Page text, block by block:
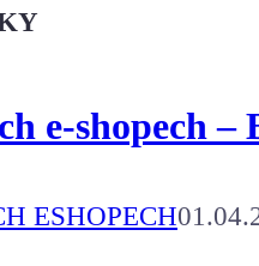
e-shopech –
ESHOPECH